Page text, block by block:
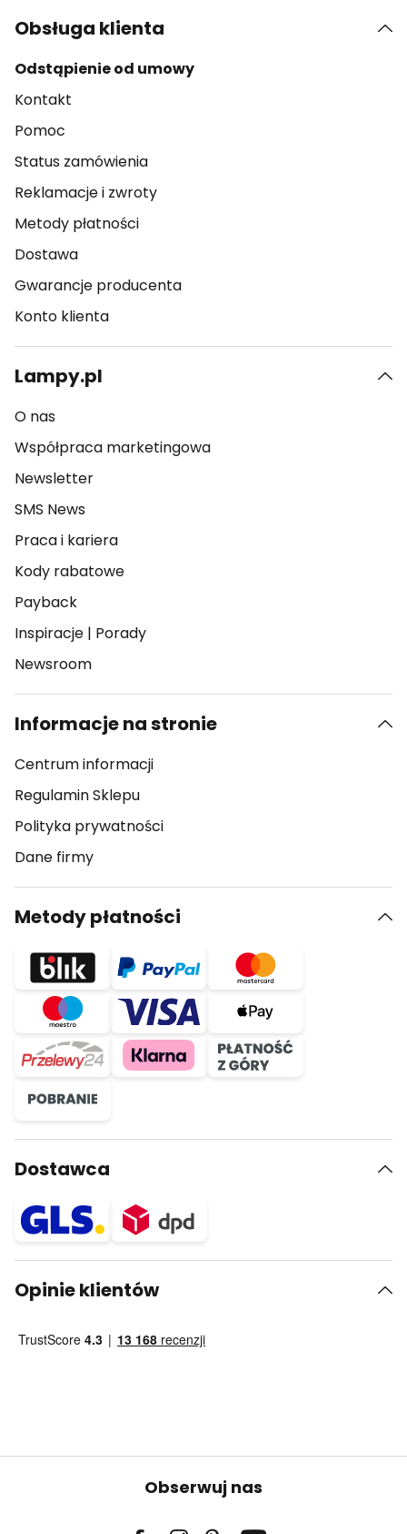
Obsługa klienta
Odstąpienie od umowy
Kontakt
Pomoc
Status zamówienia
Reklamacje i zwroty
Metody płatności
Dostawa
Gwarancje producenta
Konto klienta
Lampy.pl
O nas
Współpraca marketingowa
Newsletter
SMS News
Praca i kariera
Kody rabatowe
Payback
Inspiracje | Porady
Newsroom
Informacje na stronie
Centrum informacji
Regulamin Sklepu
Polityka prywatności
Dane firmy
Metody płatności
Dostawca
Opinie klientów
Obserwuj nas